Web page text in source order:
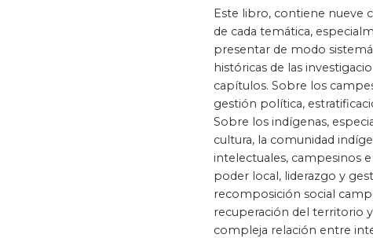
Política y gobierno
Este libro, contiene nueve
de cada temática,
presentar de modo
históricas de las
capítulos. Sobre los
gestión política,
Sobre los indígenas,
cultura, la comunidad
intelectuales, campesinos
poder local, liderazgo y
recomposición social
recuperación del territorio
compleja relación entre